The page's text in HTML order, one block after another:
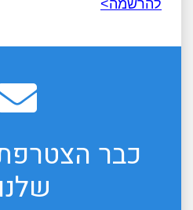
להרשמה>
כבר